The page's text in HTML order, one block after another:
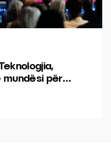
mundësi për